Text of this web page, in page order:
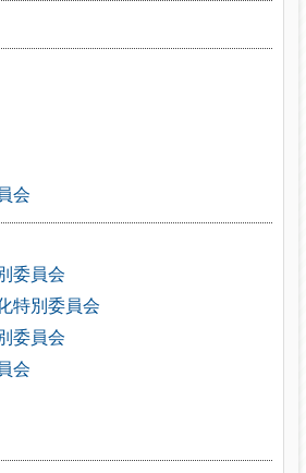
会
委員会
特別委員会
委員会
会